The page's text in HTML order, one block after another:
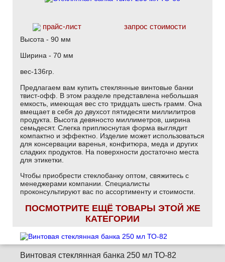
прайс-лист запрос стоимости
Высота - 90 мм
Ширина - 70 мм
вес-136гр.
Предлагаем вам купить стеклянные винтовые банки
твист-офф. В этом разделе представлена небольшая
емкость, имеющая вес сто тридцать шесть грамм. Она
вмещает в себя до двухсот пятидесяти миллилитров
продукта. Высота девяносто миллиметров, ширина
семьдесят. Слегка приплюснутая форма выглядит
компактно и эффектно. Изделие может использоваться
для консервации варенья, конфитюра, меда и других
сладких продуктов. На поверхности достаточно места
для этикетки.
Чтобы приобрести стеклобанку оптом, свяжитесь с
менеджерами компании. Специалисты
проконсультируют вас по ассортименту и стоимости.
ПОСМОТРИТЕ ЕЩЁ ТОВАРЫ ЭТОЙ ЖЕ
КАТЕГОРИИ
Винтовая стеклянная банка 250 мл ТО-82